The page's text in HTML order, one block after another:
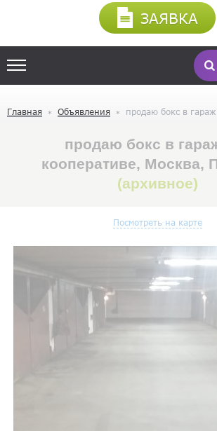
ЗАЯВКА
Главная Объявления продаю бокс в
продаю бокс в
кооперативе, Москва,
(архивное)
Посмотреть на карте